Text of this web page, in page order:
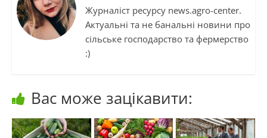
Журналіст ресурсу news.agro-center.
Актуальні та не банальні новини про
сільське господарство та фермерство
:)
Вас може зацікавити: